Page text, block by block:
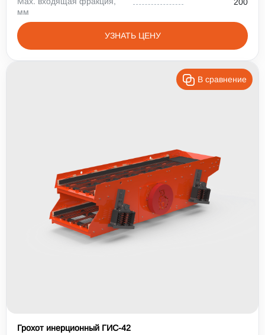
мм
УЗНАТЬ ЦЕНУ
В сравнение
Грохот инерционный ГИС-42